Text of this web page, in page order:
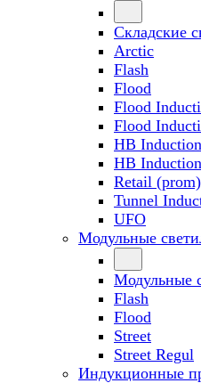
Складские
Arctic
Flash
Flood
Flood
Flood
HB
HB
Retail (prom)
Tunnel
UFO
Модульные
Модульные
Flash
Flood
Street
Street Regul
Индукционные